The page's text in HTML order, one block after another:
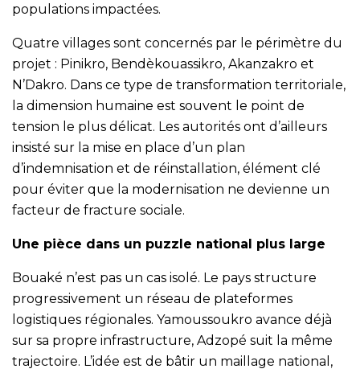
populations impactées.
Quatre villages sont concernés par le périmètre du
projet : Pinikro, Bendèkouassikro, Akanzakro et
N’Dakro. Dans ce type de transformation territoriale,
la dimension humaine est souvent le point de
tension le plus délicat. Les autorités ont d’ailleurs
insisté sur la mise en place d’un plan
d’indemnisation et de réinstallation, élément clé
pour éviter que la modernisation ne devienne un
facteur de fracture sociale.
Une pièce dans un puzzle national plus large
Bouaké n’est pas un cas isolé. Le pays structure
progressivement un réseau de plateformes
logistiques régionales. Yamoussoukro avance déjà
sur sa propre infrastructure, Adzopé suit la même
trajectoire. L’idée est de bâtir un maillage national,